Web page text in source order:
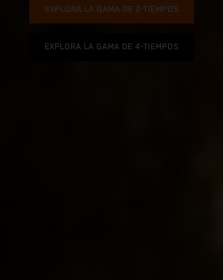
EXPLORA LA GAMA DE 2-TIEMPOS
EXPLORA LA GAMA DE 4-TIEMPOS